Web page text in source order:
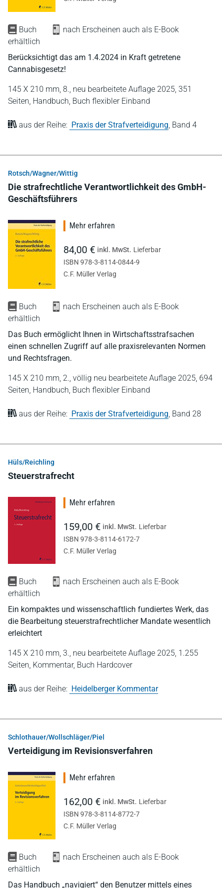
Buch
nach Erscheinen auch als E-Book
erhältlich
Berücksichtigt das am 1.4.2024 in Kraft getretene
Cannabisgesetz!
145 X 210 mm, 8., neu bearbeitete Auflage 2025, 351
Seiten, Handbuch, Buch flexibler Einband
aus der Reihe: Praxis der Strafverteidigung Band 4
Rotsch/Wagner/Wittig
Die strafrechtliche Verantwortlichkeit des GmbH-
Geschäftsführers
Buch
nach Erscheinen auch als E-Book
erhältlich
Das Buch ermöglicht Ihnen in Wirtschaftsstrafsachen
einen schnellen Zugriff auf alle praxisrelevanten Normen
und Rechtsfragen.
145 X 210 mm, 2., völlig neu bearbeitete Auflage 2025, 694
Seiten, Handbuch, Buch flexibler Einband
aus der Reihe: Praxis der Strafverteidigung Band 28
Mehr erfahren
84,00 € inkl. MwSt. Lieferbar
ISBN 978-3-8114-0844-9
C.F. Müller Verlag
Hüls/Reichling
Steuerstrafrecht
Buch
nach Erscheinen auch als E-Book
erhältlich
Ein kompaktes und wissenschaftlich fundiertes Werk, das
die Bearbeitung steuerstrafrechtlicher Mandate wesentlich
erleichtert
145 X 210 mm, 3., neu bearbeitete Auflage 2025, 1.255
Seiten, Kommentar, Buch Hardcover
aus der Reihe: Heidelberger Kommentar
Mehr erfahren
159,00 € inkl. MwSt. Lieferbar
ISBN 978-3-8114-6172-7
C.F. Müller Verlag
Schlothauer/Wollschläger/Piel
Verteidigung im Revisionsverfahren
Buch
nach Erscheinen auch als E-Book
erhältlich
Das Handbuch „navigiert“ den Benutzer mittels eines
Mehr erfahren
162,00 € inkl. MwSt. Lieferbar
ISBN 978-3-8114-8772-7
C.F. Müller Verlag